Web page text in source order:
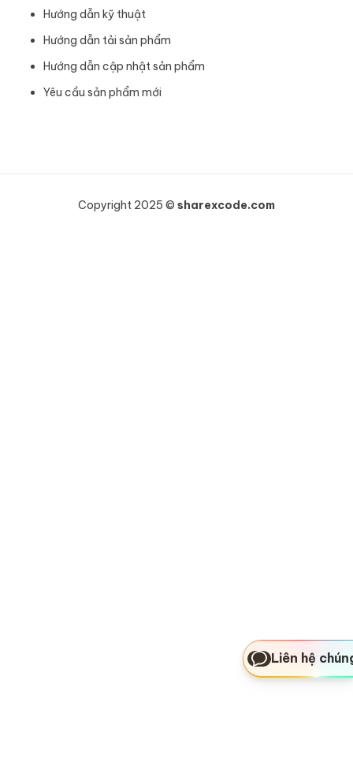
Hướng dẫn kỹ thuật
Hướng dẫn tải sản phẩm
Hướng dẫn cập nhật sản phẩm
Yêu cầu sản phẩm mới
Copyright 2025 © sharexcode.com
Liên hệ